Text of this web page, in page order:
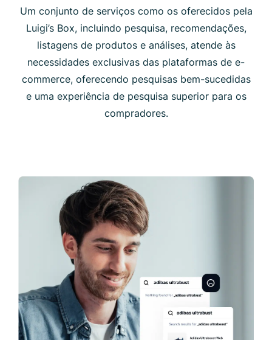
Um conjunto de serviços como os oferecidos pela
Luigi’s Box, incluindo pesquisa, recomendações,
listagens de produtos e análises, atende às
necessidades exclusivas das plataformas de e-
commerce, oferecendo pesquisas bem-sucedidas
e uma experiência de pesquisa superior para os
compradores.